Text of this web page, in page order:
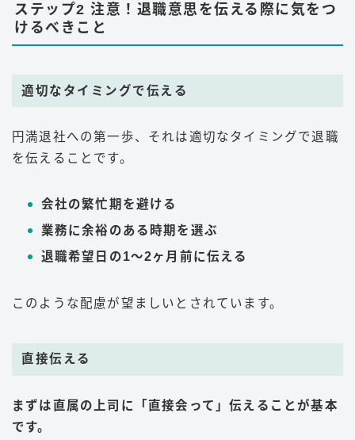
ステップ2 注意！退職意思を伝える際に気をつ
けるべきこと
適切なタイミングで伝える
円満退社への第一歩、それは適切なタイミングで退職
を伝えることです。
会社の繁忙期を避ける
業務に余裕のある時期を選ぶ
退職希望日の1〜2ヶ月前に伝える
このような配慮が望ましいとされています。
直接伝える
まずは直属の上司に「直接会って」伝えることが基本
です。